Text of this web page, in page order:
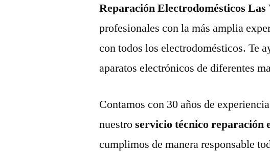
Reparación Electrodomésticos Las
profesionales con la más amplia
con todos los electrodomésticos. Te
aparatos electrónicos de diferentes
Contamos con 30 años de
nuestroservicio técnico reparación
cumplimos de manera responsable